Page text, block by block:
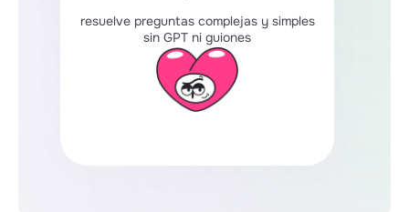
resuelve preguntas complejas y simples
sin GPT ni guiones